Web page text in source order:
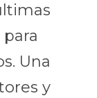
Una
y